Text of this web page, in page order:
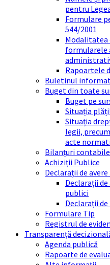
pentru
Formulare
544/2001
Modalitatea
formularele
Rapoartele
Buletinul
Buget din toate
Buget pe
Situația
Situația
legii,
acte
Bilanțuri contabile
Achiziții Publice
Declarații de
Declarații
publici
Declarații
Formulare Tip
Registrul de
Transparență
Agenda publică
Rapoarte de